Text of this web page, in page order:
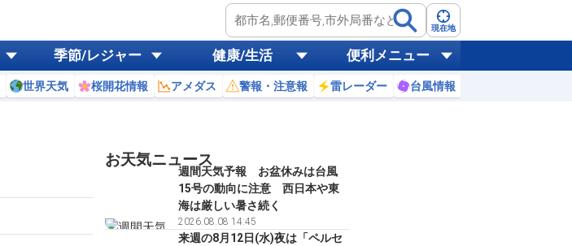
現在地
季節/レジャー 健康/生活 便利メニュー
世界天気 桜開花情報 アメダス 警報・注意報 雷レーダー 台風情報
お天気ニュース
週間天気予報 お盆休みは台風
15号の動向に注意 西日本や東
海は厳しい暑さ続く
2026.08.08 14:45
来週の8月12日(水)夜は「ペルセ